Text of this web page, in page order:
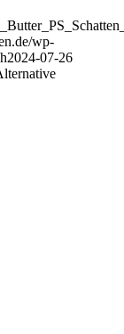
wp-
2024-07-26